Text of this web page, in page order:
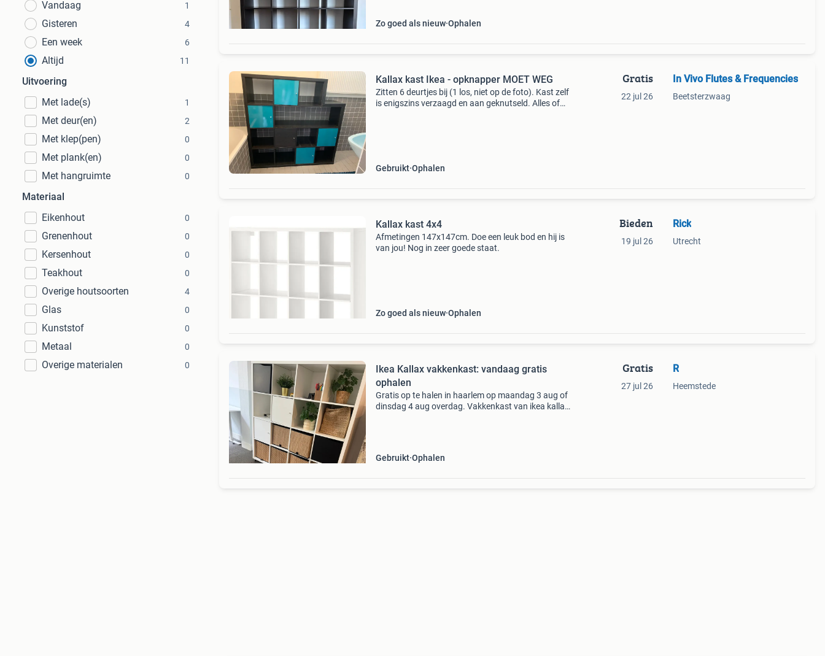
Vandaag
1
Gisteren 4
Een week 6
Altijd 11
Uitvoering
Met lade(s)
1
Met deur(en) 2
Met klep(pen) 0
Met plank(en) 0
Met hangruimte 0
Materiaal
Eikenhout
0
Grenenhout 0
Kersenhout 0
Teakhout 0
Overige houtsoorten 4
Glas 0
Kunststof 0
Metaal 0
Overige materialen 0
Zo goed als nieuw Ophalen
Kallax kast Ikea - opknapper MOET WEG
Zitten 6 deurtjes bij (1 los, niet op de foto). Kast zelf
is enigszins verzaagd en aan geknutseld. Alles of
Gebruikt Ophalen
Gratis
22 jul 26
In Vivo Flutes & Frequencies
Beetsterzwaag
Kallax kast 4x4
Afmetingen 147x147cm. Doe een leuk bod en hij is
van jou! Nog in zeer goede staat.
Zo goed als nieuw Ophalen
Bieden
19 jul 26
Rick
Utrecht
Ikea Kallax vakkenkast: vandaag gratis
ophalen
Gratis op te halen in haarlem op maandag 3 aug of
dinsdag 4 aug overdag. Vakkenkast van ikea kallax
Gebruikt Ophalen
Gratis
27 jul 26
R
Heemstede